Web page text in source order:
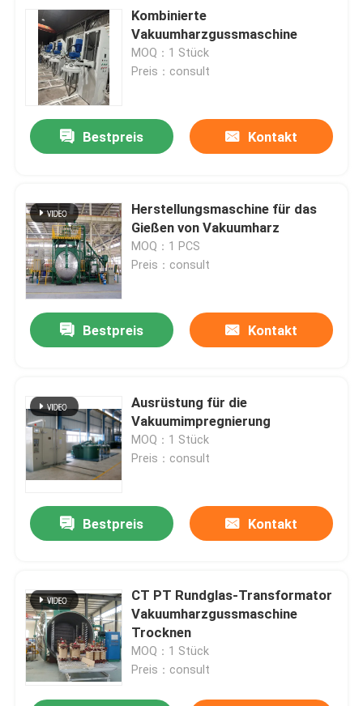
Kombinierte
Vakuumharzgussmaschine
MOQ：1 Stück
Preis：consult
Bestpreis Kontakt
Herstellungsmaschine für das
Gießen von Vakuumharz
MOQ：1 PCS
Preis：consult
Bestpreis Kontakt
Ausrüstung für die
Vakuumimpregnierung
MOQ：1 Stück
Preis：consult
Bestpreis Kontakt
CT PT Rundglas-Transformator
Vakuumharzgussmaschine
Trocknen
MOQ：1 Stück
Preis：consult